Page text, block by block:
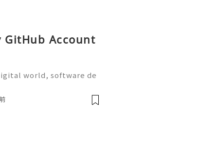
GitHub Account
world, software de
most widely used plat